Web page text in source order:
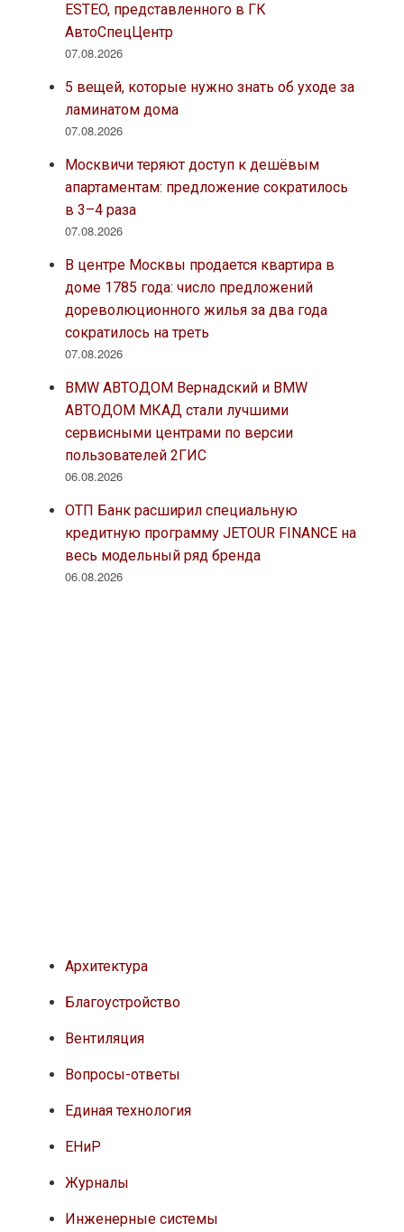
ESTEO, представленного в ГК
АвтоСпецЦентр
07.08.2026
5 вещей, которые нужно знать об уходе за
ламинатом дома
07.08.2026
Москвичи теряют доступ к дешёвым
апартаментам: предложение сократилось
в 3–4 раза
07.08.2026
В центре Москвы продается квартира в
доме 1785 года: число предложений
дореволюционного жилья за два года
сократилось на треть
07.08.2026
BMW АВТОДОМ Вернадский и BMW
АВТОДОМ МКАД стали лучшими
сервисными центрами по версии
пользователей 2ГИС
06.08.2026
ОТП Банк расширил специальную
кредитную программу JETOUR FINANCE на
весь модельный ряд бренда
06.08.2026
Архитектура
Благоустройство
Вентиляция
Вопросы-ответы
Единая технология
ЕНиР
Журналы
Инженерные системы